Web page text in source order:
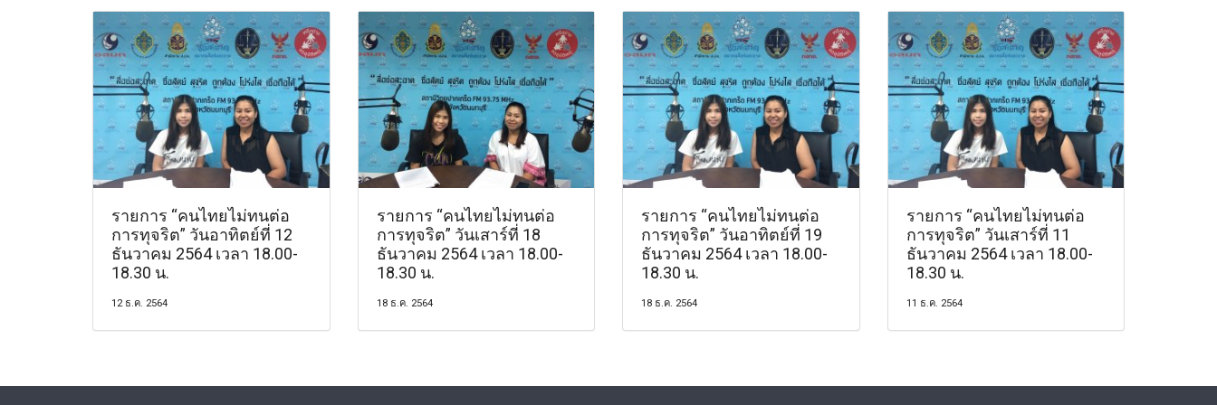
รายการ “คนไทยไม่ทนต่อ
การทุจริต” วันอาทิตย์ที่ 12
ธันวาคม 2564 เวลา 18.00-
18.30 น.
12 ธ.ค. 2564
รายการ “คนไทยไม่ทนต่อ
การทุจริต” วันเสาร์ที่ 18
ธันวาคม 2564 เวลา 18.00-
18.30 น.
18 ธ.ค. 2564
รายการ “คนไทยไม่ทนต่อ
การทุจริต” วันอาทิตย์ที่ 19
ธันวาคม 2564 เวลา 18.00-
18.30 น.
18 ธ.ค. 2564
รายการ “คนไทยไม่ทนต่อ
การทุจริต” วันเสาร์ที่ 11
ธันวาคม 2564 เวลา 18.00-
18.30 น.
11 ธ.ค. 2564